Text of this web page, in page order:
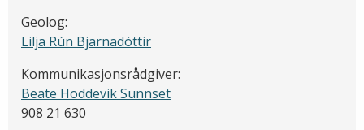
Geolog:
Lilja Rún Bjarnadóttir
Kommunikasjonsrådgiver:
Beate Hoddevik Sunnset
908 21 630